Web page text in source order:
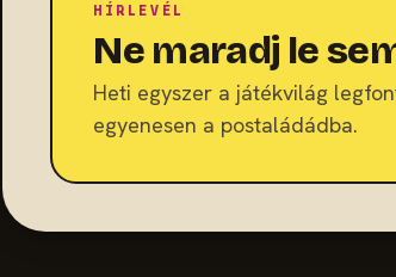
HÍRLEVÉL
Ne maradj le
Heti egyszer a játékvilág
egyenesen a postaládádba.